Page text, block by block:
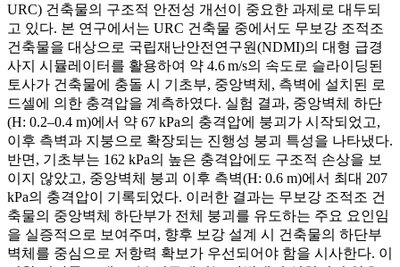
URC) 건축물의 구조적 안전성 개선이 중요한 과제로 대두되
고 있다. 본 연구에서는 URC 건축물 중에서도 무보강 조적조
건축물을 대상으로 국립재난안전연구원(NDMI)의 대형 급경
사지 시뮬레이터를 활용하여 약 4.6 m/s의 속도로 슬라이딩된
토사가 건축물에 충돌 시 기초부, 중앙벽체, 측벽에 설치된 로
드셀에 의한 충격압을 계측하였다. 실험 결과, 중앙벽체 하단
(H: 0.2–0.4 m)에서 약 67 kPa의 충격압에 붕괴가 시작되었고,
이후 측벽과 지붕으로 확장되는 진행성 붕괴 특성을 나타냈다.
반면, 기초부는 162 kPa의 높은 충격압에도 구조적 손상을 보
이지 않았고, 중앙벽체 붕괴 이후 측벽(H: 0.6 m)에서 최대 207
kPa의 충격압이 기록되었다. 이러한 결과는 무보강 조적조 건
축물의 중앙벽체 하단부가 전체 붕괴를 유도하는 주요 요인임
을 실증적으로 보여주며, 향후 보강 설계 시 건축물의 하단부
벽체를 중심으로 저항력 확보가 우선되어야 함을 시사한다. 이